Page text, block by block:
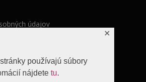
používajú súbory
nájdete tu.
✕
údajov
osobných údajov